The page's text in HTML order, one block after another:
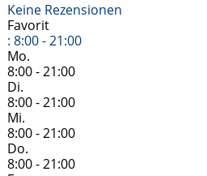
Keine Rezensionen
Favorit
:8:00 - 21:00
Mo.
8:00 - 21:00
Di.
8:00 - 21:00
Mi.
8:00 - 21:00
Do.
8:00 - 21:00